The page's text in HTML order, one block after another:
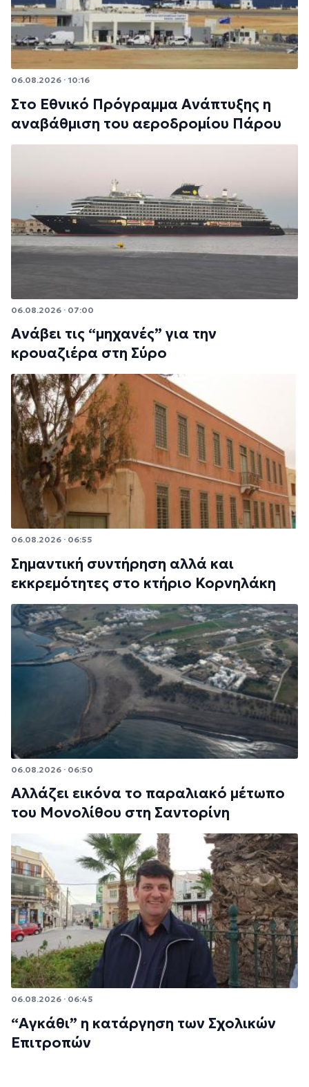
06.08.2026 · 10:16
Στο Εθνικό Πρόγραμμα Ανάπτυξης η
αναβάθμιση του αεροδρομίου Πάρου
06.08.2026 · 07:00
Ανάβει τις “μηχανές” για την
κρουαζιέρα στη Σύρο
06.08.2026 · 06:55
Σημαντική συντήρηση αλλά και
εκκρεμότητες στο κτήριο Κορνηλάκη
06.08.2026 · 06:50
Αλλάζει εικόνα το παραλιακό μέτωπο
του Μονολίθου στη Σαντορίνη
06.08.2026 · 06:45
“Αγκάθι” η κατάργηση των Σχολικών
Επιτροπών